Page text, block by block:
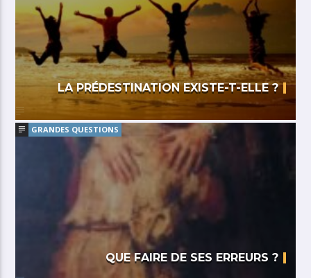
LA PRÉDESTINATION EXISTE-T-ELLE ?
GRANDES QUESTIONS
QUE FAIRE DE SES ERREURS ?